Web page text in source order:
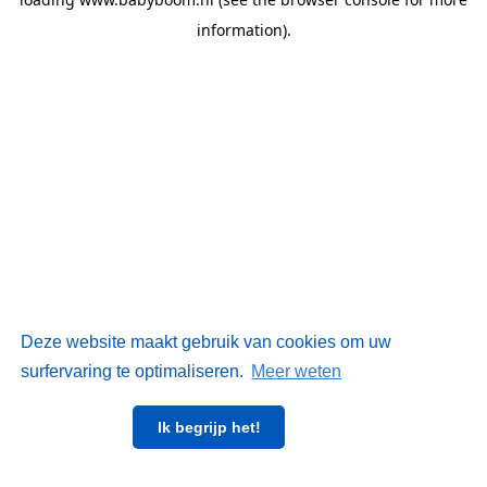
Deze website maakt gebruik van cookies om uw
surfervaring te optimaliseren. Meer weten
Ik begrijp het!
information).